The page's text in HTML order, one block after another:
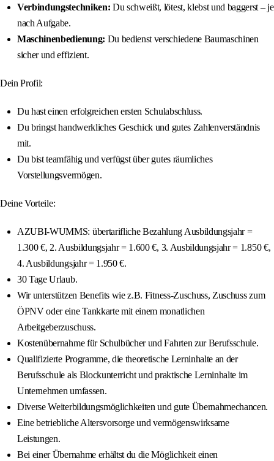
Verbindungstechniken: Du schweißt, lötest, klebst und baggerst – je
nach Aufgabe.
Maschinenbedienung: Du bedienst verschiedene Baumaschinen
sicher und effizient.
Dein Profil:
Du hast einen erfolgreichen ersten Schulabschluss.
Du bringst handwerkliches Geschick und gutes Zahlenverständnis
mit.
Du bist teamfähig und verfügst über gutes räumliches
Vorstellungsvermögen.
Deine Vorteile:
AZUBI-WUMMS: übertarifliche Bezahlung Ausbildungsjahr =
1.300 €, 2. Ausbildungsjahr = 1.600 €, 3. Ausbildungsjahr = 1.850 €,
4. Ausbildungsjahr = 1.950 €.
30 Tage Urlaub.
Wir unterstützen Benefits wie z.B. Fitness-Zuschuss, Zuschuss zum
ÖPNV oder eine Tankkarte mit einem monatlichen
Arbeitgeberzuschuss.
Kostenübernahme für Schulbücher und Fahrten zur Berufsschule.
Qualifizierte Programme, die theoretische Lerninhalte an der
Berufsschule als Blockunterricht und praktische Lerninhalte im
Unternehmen umfassen.
Diverse Weiterbildungsmöglichkeiten und gute Übernahmechancen.
Eine betriebliche Altersvorsorge und vermögenswirksame
Leistungen.
Bei einer Übernahme erhältst du die Möglichkeit einen